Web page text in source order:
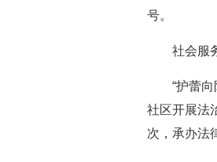
号。
社会服
“护蕾
社区开展法
次，承办法